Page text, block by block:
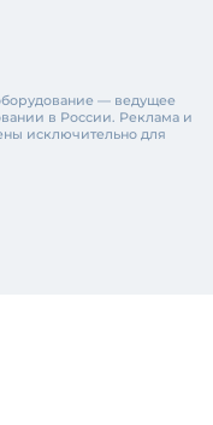
— ведущее
в России. Реклама и
исключительно для